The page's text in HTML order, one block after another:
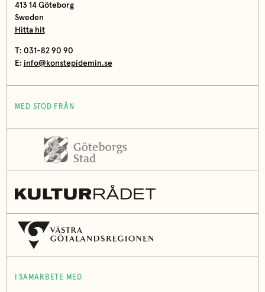
413 14 Göteborg
Sweden
Hitta hit
T: 031-82 90 90
E: info@konstepidemin.se
MED STÖD FRÅN
I SAMARBETE MED